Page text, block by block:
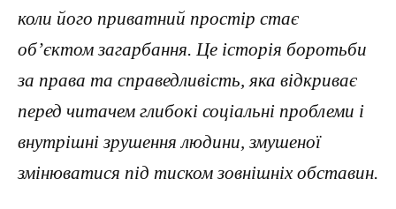
коли його приватний простір стає
об’єктом загарбання. Це історія боротьби
за права та справедливість, яка відкриває
перед читачем глибокі соціальні проблеми і
внутрішні зрушення людини, змушеної
змінюватися під тиском зовнішніх обставин.